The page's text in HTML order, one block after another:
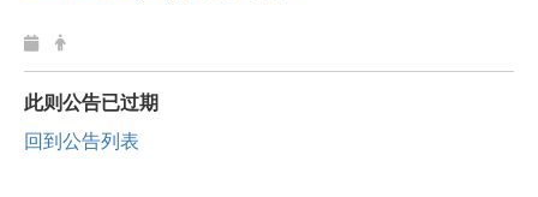
此则公告已过期
回到公告列表